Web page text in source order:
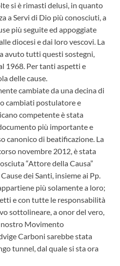
si è rimasti delusi, in quanto
a Servi di Dio più conosciuti, a
più seguite ed appoggiate
diocesi e dai loro vescovi. La
avuto tutti questi sostegni,
1968. Per tanti aspetti e
delle cause.
cambiate da una decina di
cambiati postulatore e
competente è stata
più importante e
canonico di beatificazione. La
novembre 2012, è stata
“Attore della Causa”
dei Santi, insieme ai Pp.
più solamente a loro;
e con tutte le responsabilità
sottolineare, a onor del vero,
nostro Movimento
Carboni sarebbe stata
tunnel, dal quale si sta ora